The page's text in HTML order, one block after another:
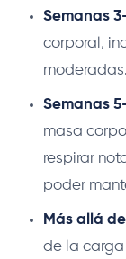
Semanas
corporal,
Semanas
masa
respirar
poder
Más allá
de la carga